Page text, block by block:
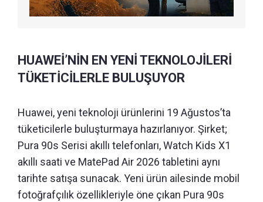
HUAWEİ’NİN EN YENİ TEKNOLOJİLERİ
TÜKETİCİLERLE BULUŞUYOR
Huawei, yeni teknoloji ürünlerini 19 Ağustos’ta
tüketicilerle buluşturmaya hazırlanıyor. Şirket;
Pura 90s Serisi akıllı telefonları, Watch Kids X1
akıllı saati ve MatePad Air 2026 tabletini aynı
tarihte satışa sunacak. Yeni ürün ailesinde mobil
fotoğrafçılık özellikleriyle öne çıkan Pura 90s